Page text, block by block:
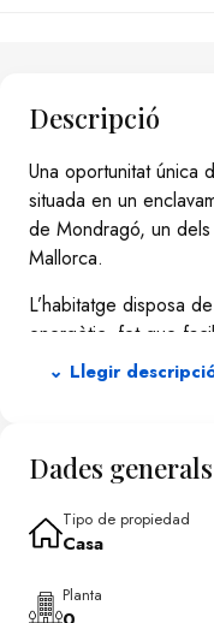
Descripció
Una oportunitat única
situada en un
de Mondragó, un
Mallorca.
L’habitatge disposa
energètic, fet que
només 5 minuts amb
m², oferint amplitud,
cuina, bany i tres
ideal per a una
Una propietat
⌄ Llegir
Dades generals
Tipo de propiedad
Casa
Planta